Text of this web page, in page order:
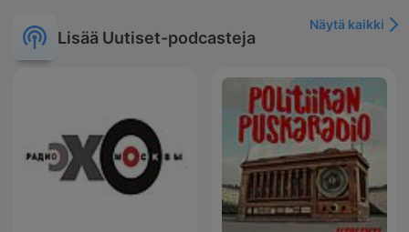
Lisää Uutiset-podcasteja
Näytä kaikki